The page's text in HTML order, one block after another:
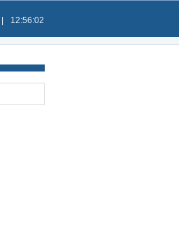
12:56:02